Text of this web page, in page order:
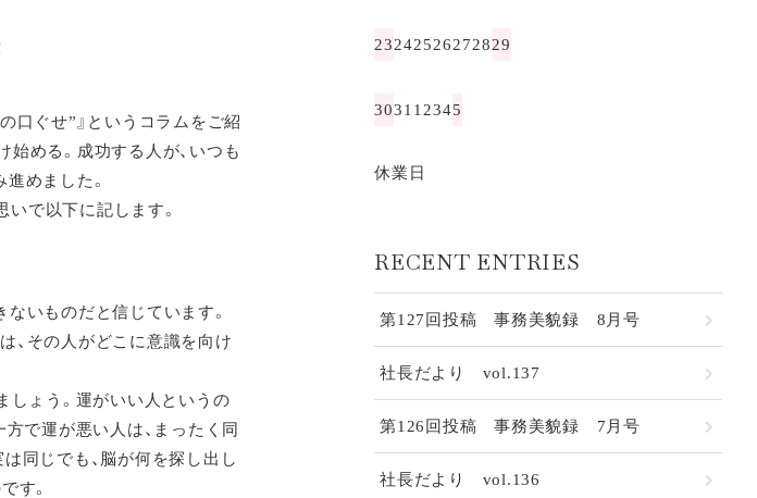
口ぐせ”』というコラムをご紹
める。成功する人が、いつも
めました。
で以下に記します。
いものだと信じています。
、その人がどこに意識を向け
しょう。運がいい人というの
で運が悪い人は、まったく同
同じでも、脳が何を探し出し
す。
23242526272829
3031 1 2345
休業日
RECENT ENTRIES
第127回投稿 事務美貌録 8月号
社長だより vol.137
第126回投稿 事務美貌録 7月号
社長だより vol.136